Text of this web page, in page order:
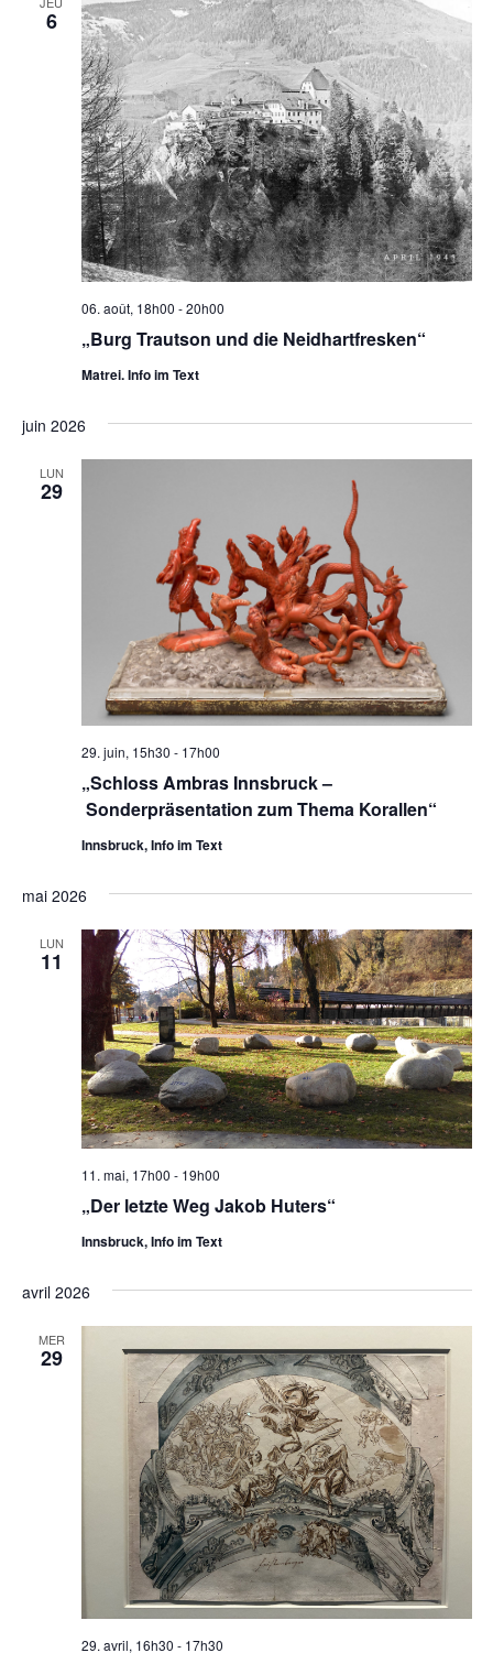
VUES
6
„Burg Trautson und die Neidhartfresken“
06. août, 18h00 -20h00
Matrei. Info im Text
juin 2026
LUN
29
„Schloss Ambras Innsbruck –
Sonderpräsentation zum Thema Korallen“
29. juin, 15h30 - 17h00
Innsbruck, Info im Text
mai 2026
LUN
11
„Der letzte Weg Jakob Huters“
11. mai, 17h00 - 19h00
Innsbruck, Info im Text
avril 2026
MER
29
29. avril, 16h30 - 17h30